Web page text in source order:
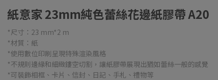
紙意家 23mm純色蕾絲花邊紙膠帶 A20
*尺寸：23 mm*2 m
*材質：紙
*使用數位印刷呈現特殊渲染風格
*不規則邊緣和細緻鏤空切割，讓紙膠帶展現出猶如蕾絲一般的感覺
*可裝飾相框、卡片、信封、日記、手札、禮物等